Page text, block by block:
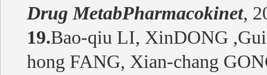
Drug MetabPharmacokinet,
19.Bao-qiu LI, XinDONG
hong FANG, Xian-chang